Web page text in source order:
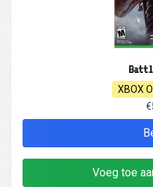
XBOX
Voeg toe